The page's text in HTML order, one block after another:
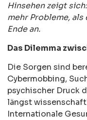
Hinsehen zeigt
mehr Probleme, als
Ende an.
Das Dilemma
Die Sorgen sind
Cybermobbing,
psychischer Druck
längst
Internationale